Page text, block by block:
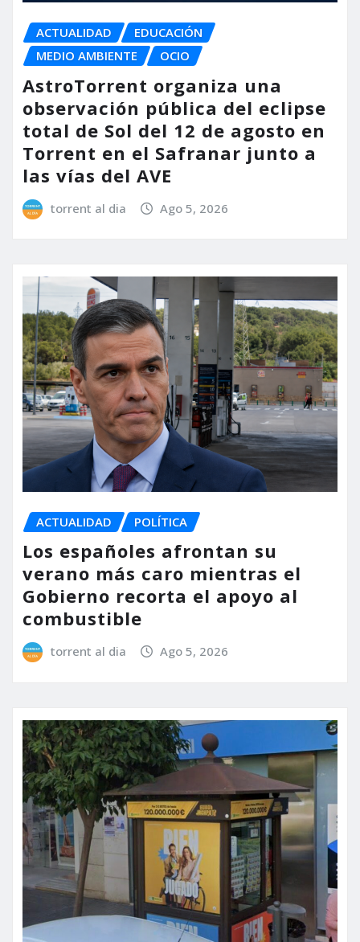
ACTUALIDAD
EDUCACIÓN
MEDIO AMBIENTE
OCIO
AstroTorrent organiza una
observación pública del eclipse
total de Sol del 12 de agosto en
Torrent en el Safranar junto a
las vías del AVE
torrent al dia Ago 5, 2026
ACTUALIDAD POLÍTICA
Los españoles afrontan su
verano más caro mientras el
Gobierno recorta el apoyo al
combustible
torrent al dia Ago 5, 2026